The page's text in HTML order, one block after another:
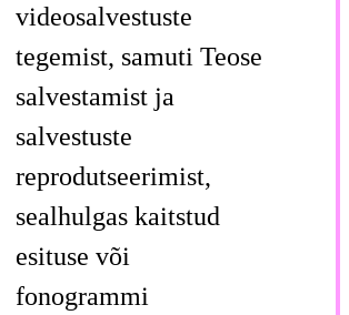
videosalvestuste
tegemist, samuti Teose
salvestamist ja
salvestuste
reprodutseerimist,
sealhulgas kaitstud
esituse või
fonogrammi